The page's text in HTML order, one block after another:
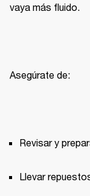
vaya más fluido.
Asegúrate de:
Revisar y
Llevar